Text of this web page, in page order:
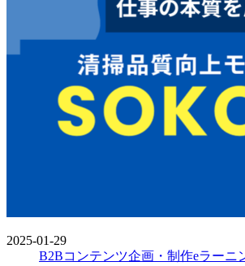
2025-01-29
B2Bコンテンツ企画・制作eラーニ